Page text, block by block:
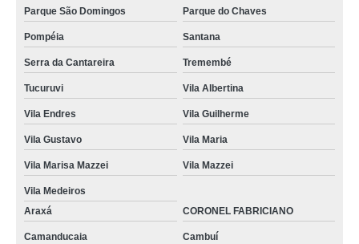
Parque São Domingos Parque do Chaves
Pompéia Santana
Serra da Cantareira Tremembé
Tucuruvi Vila Albertina
Vila Endres Vila Guilherme
Vila Gustavo Vila Maria
Vila Marisa Mazzei Vila Mazzei
Vila Medeiros
Araxá
CORONEL FABRICIANO
Camanducaia Cambuí